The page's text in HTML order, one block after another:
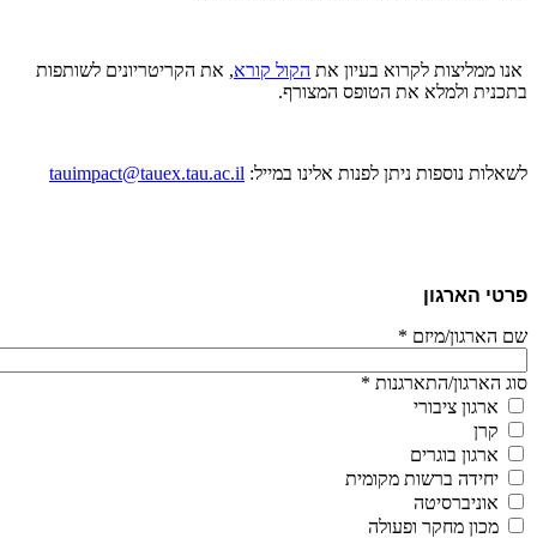
אנו ממליצות לקרוא בעיון את הקול קורא, את הקריטריונים לשותפות
בתכנית ולמלא את הטופס המצורף.
לשאלות נוספות ניתן לפנות אלינו במייל: tauimpact@tauex.tau.ac.il
פרטי הארגון
שם הארגון/מיזם *
סוג הארגון/התארגנות *
ארגון ציבורי
קרן
ארגון בוגרים
יחידה ברשות מקומית
אוניברסיטה
מכון מחקר ופעולה